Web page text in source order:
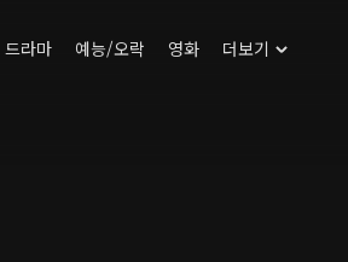
드라마 예능/오락 영화 더보기